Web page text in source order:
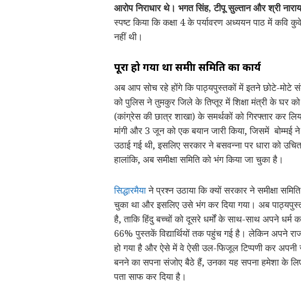
आरोप निराधार थे। भगत सिंह, टीपू सुल्तान और श्री
स्पष्ट किया कि कक्षा 4 के पर्यावरण अध्ययन पाठ में कवि
नहीं थी।
पूरा हो गया था समीक्षा समिति का कार्य
अब आप सोच रहे होंगे कि पाठ्यपुस्तकों में इतने छोटे-मोटे
को पुलिस ने तुमकुर जिले के तिप्तूर में शिक्षा मंत्री के घर
(कांग्रेस की छात्र शाखा) के समर्थकों को गिरफ्तार कर
मांगी और 3 जून को एक बयान जारी किया, जिसमें बोम्मई
उठाई गई थी, इसलिए सरकार ने बसवन्ना पर धारा को
हालांकि, अब समीक्षा समिति को भंग किया जा चुका है।
सिद्धारमैयाने प्रश्न उठाया कि क्यों सरकार ने समीक्षा
चुका था और इसलिए उसे भंग कर दिया गया। अब
है, ताकि हिंदु बच्चों को दूसरे धर्मों के साथ-साथ अपने धर्म
66% पुस्तकें विद्यार्थियों तक पहुंच गई है। लेकिन अपने
हो गया है और ऐसे में वे ऐसी उल-फिजूल टिप्पणी कर अपनी
बनने का सपना संजोए बैठे हैं, उनका यह सपना हमेशा के
पता साफ कर दिया है।